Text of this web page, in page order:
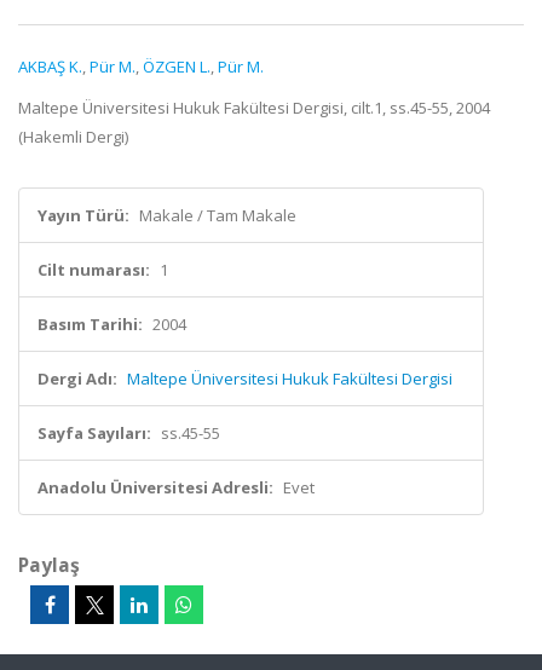
AKBAŞ K.,Pür M.,ÖZGEN L.,Pür M.
Maltepe Üniversitesi Hukuk Fakültesi Dergisi, cilt.1, ss.45-55, 2004
(Hakemli Dergi)
Yayın Türü: Makale / Tam Makale
Cilt numarası: 1
Basım Tarihi: 2004
Dergi Adı: Maltepe Üniversitesi Hukuk Fakültesi Dergisi
Sayfa Sayıları: ss.45-55
Anadolu Üniversitesi Adresli: Evet
Paylaş